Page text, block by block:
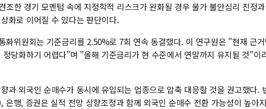
조한 경기 모멘텀 속에 지정학적 리스크가 완화될 경우 물가 불안심리 진정
화로 이어질 수 있다는 판단이다.
화위원회는 기준금리를 2.50%로 7회 연속 동결했다. 이 연구원은 "현재 근
정당화하기 어렵다"며 "올해 기준금리가 현 수준에서 연말까지 유지될 것"이
과 외국인 순매수가 동시에 유입되는 업종으로 압축 대응할 것을 권고했다.
은행, 증권은 실적 전망 상향조정과 함께 외국인 순매수 전환 가능성이 높아